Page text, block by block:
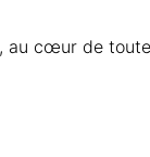
cœur de